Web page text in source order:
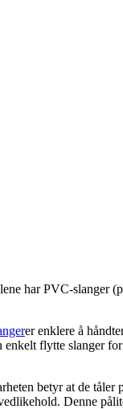
har PVC-slanger
er enklere å
flytte slanger
betyr at de tåler
Denne